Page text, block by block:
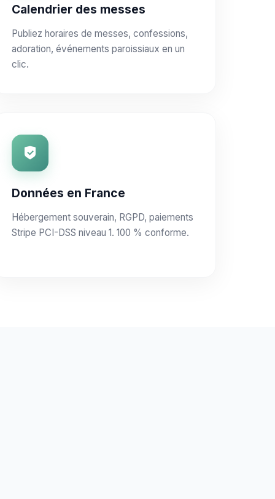
Calendrier des messes
Publiez horaires de messes, confessions,
adoration, événements paroissiaux en un
clic.
Données en France
Hébergement souverain, RGPD, paiements
Stripe PCI-DSS niveau 1. 100 % conforme.